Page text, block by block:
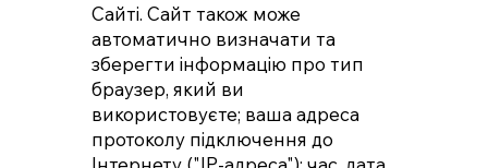
Сайті. Сайт також може
автоматично визначати та
зберегти інформацію про тип
браузер, який ви
використовуєте; ваша адреса
протоколу підключення до